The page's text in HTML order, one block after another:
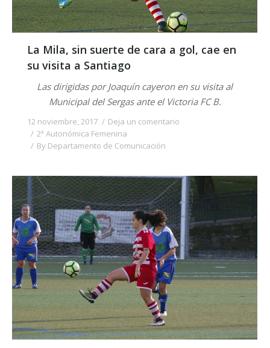
La Mila, sin suerte de cara a gol, cae en
su visita a Santiago
Las dirigidas por Joaquín cayeron en su visita al
Municipal del Sergas ante el Victoria FC B.
12 noviembre, 2017
Deja un comentario
2ª Autonómica Femenina
By Departamento de Comunicación